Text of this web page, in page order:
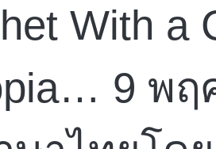
With a
9 พฤ